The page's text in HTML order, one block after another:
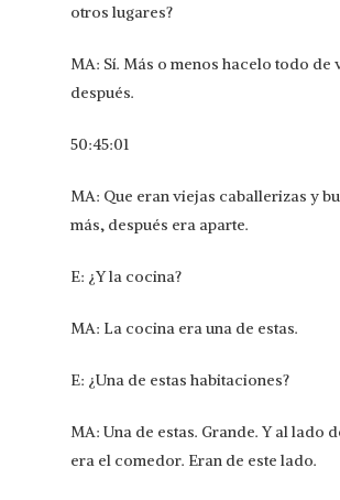
otros lugares?
MA: Sí. Más o menos hacelo todo de
después.
50:45:01
MA: Que eran viejas caballerizas y
más, después era aparte.
E: ¿Y la cocina?
MA: La cocina era una de estas.
E: ¿Una de estas habitaciones?
MA: Una de estas. Grande. Y al lado
era el comedor. Eran de este lado.